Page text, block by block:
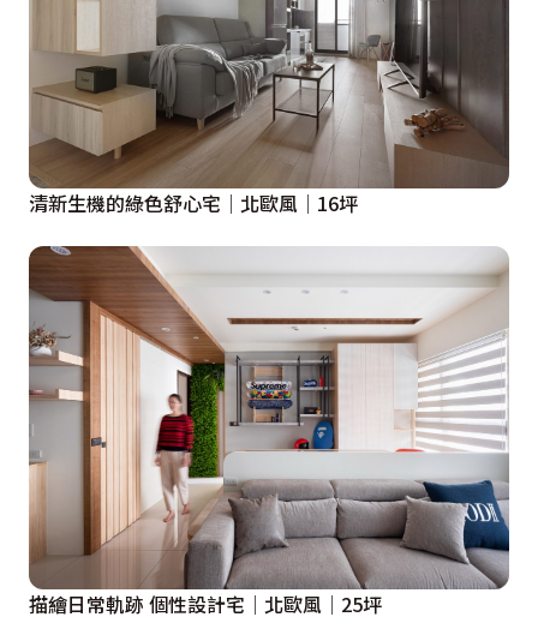
清新生機的綠色舒心宅│北歐風│16坪
描繪日常軌跡 個性設計宅│北歐風│25坪